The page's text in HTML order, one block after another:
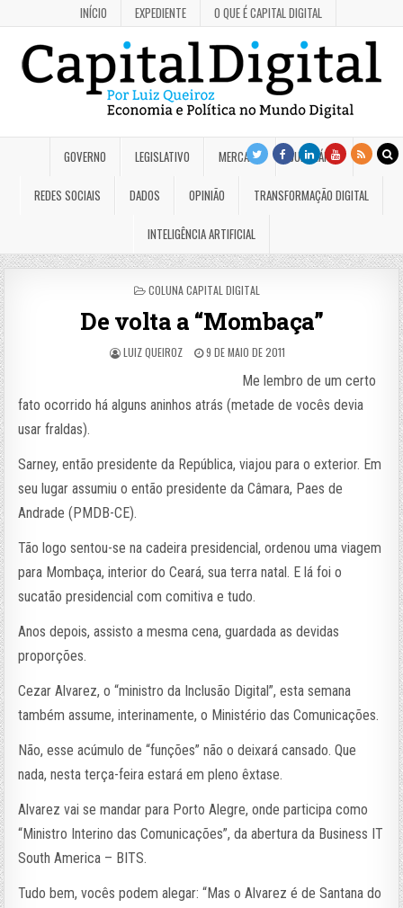
INÍCIO EXPEDIENTE O QUE É CAPITAL DIGITAL
GOVERNO LEGISLATIVO MERCADO JUDICIÁRIO
REDES SOCIAIS DADOS OPINIÃO TRANSFORMAÇÃO DIGITAL
INTELIGÊNCIA ARTIFICIAL
POSTED
COLUNA CAPITAL DIGITAL
De volta a “Mombaça”
LUIZ QUEIROZ 9 DE MAIO DE 2011
Me lembro de um certo
fato ocorrido há alguns aninhos atrás (metade de vocês devia
usar fraldas).
Sarney, então presidente da República, viajou para o exterior. Em
seu lugar assumiu o então presidente da Câmara, Paes de
Andrade (PMDB-CE).
Tão logo sentou-se na cadeira presidencial, ordenou uma viagem
para Mombaça, interior do Ceará, sua terra natal. E lá foi o
sucatão presidencial com comitiva e tudo.
Anos depois, assisto a mesma cena, guardada as devidas
proporções.
Cezar Alvarez, o “ministro da Inclusão Digital”, esta semana
também assume, interinamente, o Ministério das Comunicações.
Não, esse acúmulo de “funções” não o deixará cansado. Que
nada, nesta terça-feira estará em pleno êxtase.
Alvarez vai se mandar para Porto Alegre, onde participa como
“Ministro Interino das Comunicações”, da abertura da Business IT
South America – BITS.
Tudo bem, vocês podem alegar: “Mas o Alvarez é de Santana do